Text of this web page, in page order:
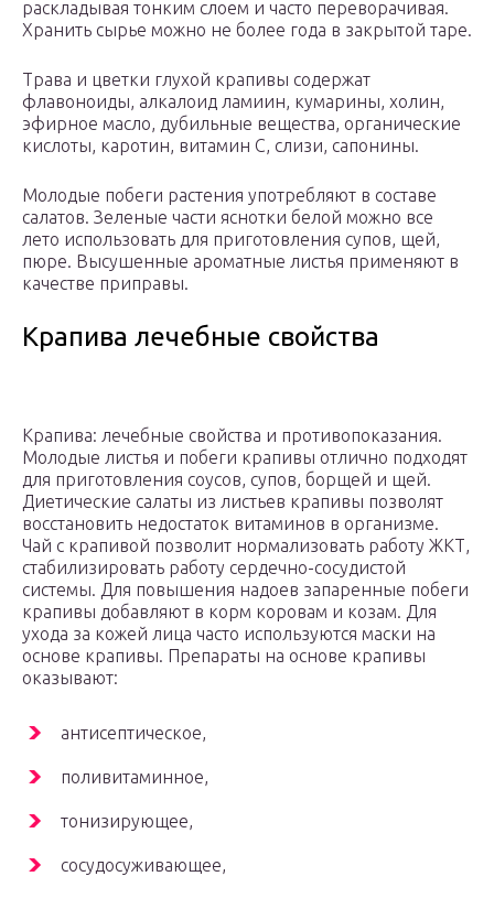
раскладывая тонким слоем и часто переворачивая.
Хранить сырье можно не более года в закрытой таре.
Трава и цветки глухой крапивы содержат
флавоноиды, алкалоид ламиин, кумарины, холин,
эфирное масло, дубильные вещества, органические
кислоты, каротин, витамин С, слизи, сапонины.
Молодые побеги растения употребляют в составе
салатов. Зеленые части яснотки белой можно все
лето использовать для приготовления супов, щей,
пюре. Высушенные ароматные листья применяют в
качестве приправы.
Крапива лечебные свойства
Крапива: лечебные свойства и противопоказания.
Молодые листья и побеги крапивы отлично подходят
для приготовления соусов, супов, борщей и щей.
Диетические салаты из листьев крапивы позволят
восстановить недостаток витаминов в организме.
Чай с крапивой позволит нормализовать работу ЖКТ,
стабилизировать работу сердечно-сосудистой
системы. Для повышения надоев запаренные побеги
крапивы добавляют в корм коровам и козам. Для
ухода за кожей лица часто используются маски на
основе крапивы. Препараты на основе крапивы
оказывают:
антисептическое,
поливитаминное,
тонизирующее,
сосудосуживающее,